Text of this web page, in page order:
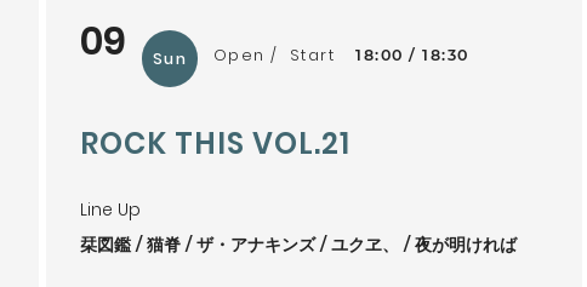
09 Sun Open Start 18:00 18:30
ROCK THIS VOL.21
Line Up
栞図鑑 猫脊 ザ・アナキンズ ユクヱ、 夜が明ければ